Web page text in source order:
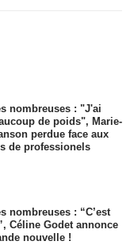
nombreuses : "J'ai
de poids", Marie-
perdue face aux
de professionels
nombreuses : “C’est
Céline Godet annonce
nouvelle !